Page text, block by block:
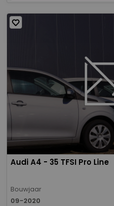
Audi A4 - 35 TFSI Pro Line
Bouwjaar
09-2020